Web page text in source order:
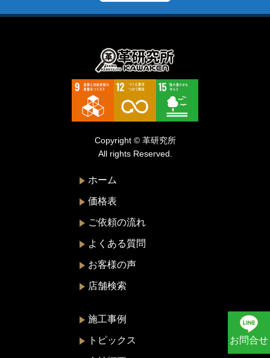
ディーゼル
トゥモローランド
ドルチェ&ガッバーナ
バレンシアガ
ハンティングワールド
ビーアンドビーイタリア
ピエール・カルダン
Copyright © 革研究所
All rights Reserved.
ホーム
価格表
ご依頼の流れ
よくある質問
お客様の声
店舗検索
施工事例
トピックス お問合せ